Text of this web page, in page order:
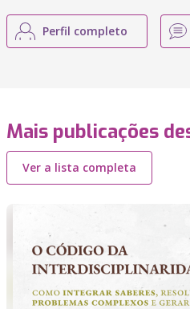
Perfil completo
Mais publicações
Ver a lista completa